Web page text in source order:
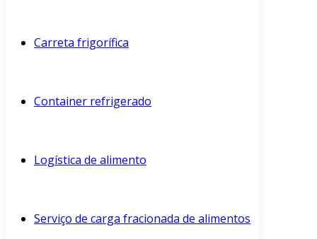
Carreta frigorífica
Container refrigerado
Logística de alimento
Serviço de carga fracionada de alimentos